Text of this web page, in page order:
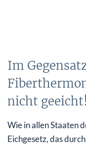
Im
nicht geeicht!
Wie in allen Staaten
Eichgesetz, das